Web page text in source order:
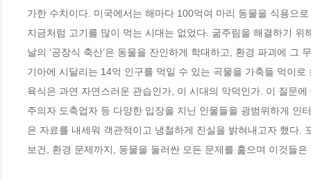
가한 수치이다. 미국에서는 해마다 100억여 마리 동물을 식용으
지금처럼 고기를 많이 먹는 시대는 없었다. 굶주림을 해결하기
날의 ‘공장식 축산’은 동물을 잔인하게 학대하고, 환경 파괴에
기아에 시달리는 14억 인구를 먹일 수 있는 곡물을 가축들 먹이
육식은 과연 자연스러운 관습인가, 이 시대의 악덕인가. 이 질문
주의자 도축업자 등 다양한 입장을 지닌 인물들을 광범위하게 인
은 자료를 내세워 객관적이고 냉철하게 진실을 밝혀내고자 했다.
보건, 환경 문제까지, 동물을 둘러싼 모든 문제를 훑으며 이것들